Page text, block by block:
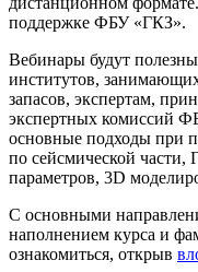
поддержке ФБУ «ГКЗ».
Вебинары будут
институтов,
запасов, экспертам,
экспертных комиссий
основные подходы при
по сейсмической
параметров, 3D
С основными
наполнением курса и
ознакомиться, открыв